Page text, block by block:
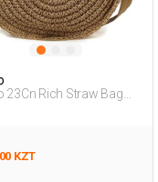
23Cn Rich Straw Bag
KZT